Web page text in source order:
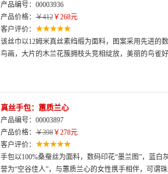
产品编号：00003936
产品价格： ￥412￥268元
客户评价：
该丝巾以12姆米真丝素绉缎为面料，图案采用先进的
鸟画，大片的木兰花簇拥枝头竞相绽放，美丽的鸟雀
真丝手包：蕙质兰心
产品编号：00003897
产品价格： ￥398￥278元
客户评价：
手包以100%桑蚕丝为面料，数码印花“墨兰图”，蓝
誉为“空谷佳人”，与蕙质兰心的女性携手相伴，可谓珠